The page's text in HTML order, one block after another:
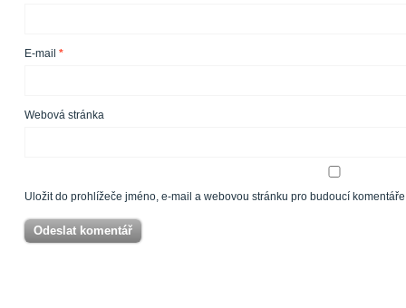
E-mail *
Webová stránka
Uložit do prohlížeče jméno, e-mail a webovou stránku pro budoucí